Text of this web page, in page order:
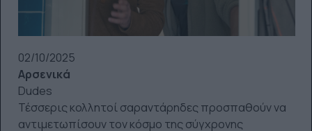
02/10/2025
Αρσενικά
Dudes
Τέσσερις κολλητοί σαραντάρηδες προσπαθούν να
αντιμετωπίσουν τον κόσμο της σύγχρονης